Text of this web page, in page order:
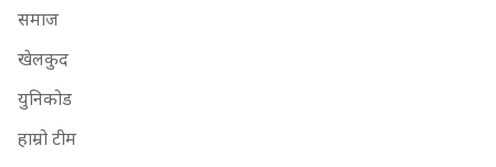
समाज
खेलकुद
युनिकोड
हाम्रो टीम